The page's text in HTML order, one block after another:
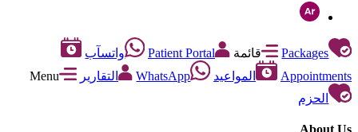
Packages قائمة Patient Portal
واتسآب
Appointments
المواعيد WhatsApp التقارير
Menu
الحزم